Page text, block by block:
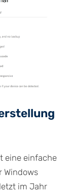
eine einfache
Windows
im Jahr